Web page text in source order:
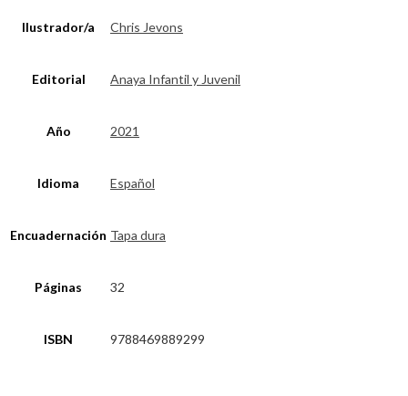
Ilustrador/a Chris Jevons
Editorial Anaya Infantil y Juvenil
Año 2021
Idioma Español
Encuadernación Tapa dura
Páginas 32
ISBN 9788469889299